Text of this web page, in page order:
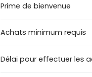
Prime de bienvenue
Achats minimum requis
Délai pour effectuer les